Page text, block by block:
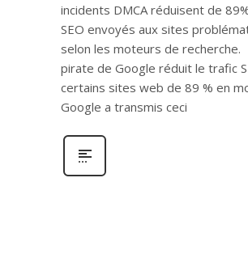
incidents DMCA réduisent de
SEO envoyés aux sites
selon les moteurs de
pirate de Google réduit le trafic
certains sites web de 89 % en
Google a transmis ceci